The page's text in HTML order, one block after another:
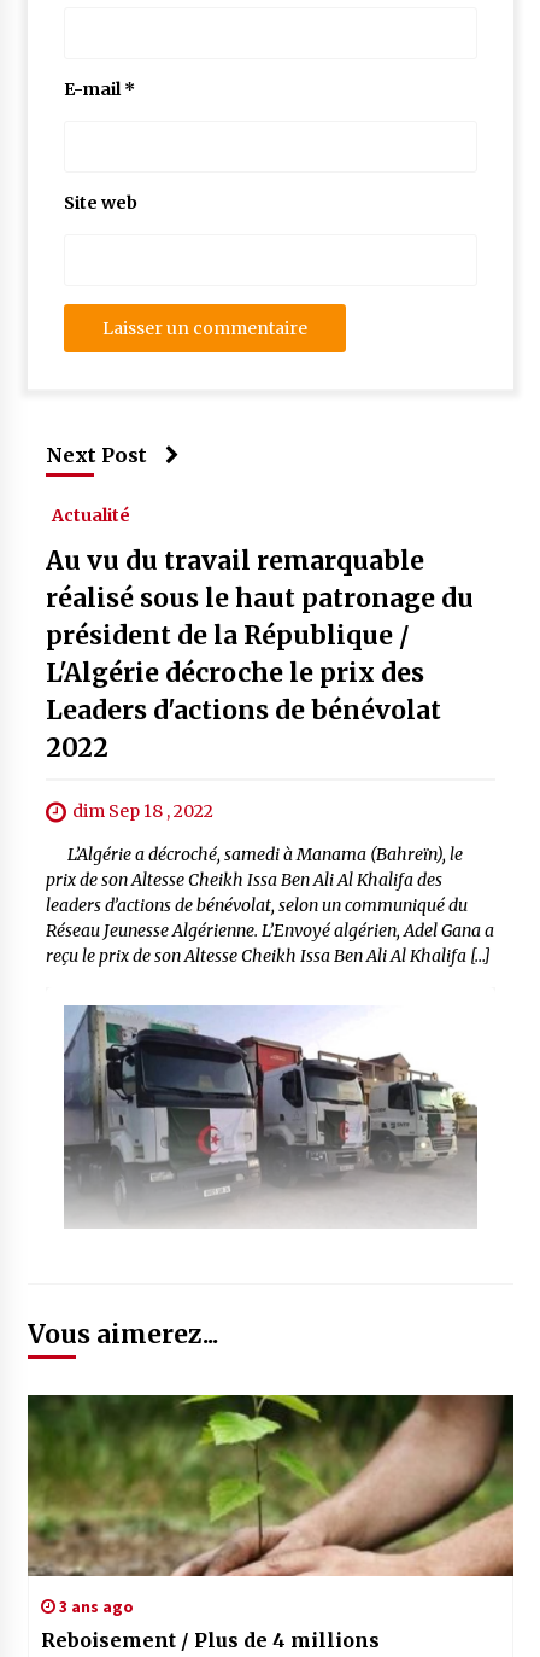
E-mail*
Site web
Next Post
Actualité
Au vu du travail remarquable
réalisé sous le haut patronage du
président de la République /
L'Algérie décroche le prix des
Leaders d'actions de bénévolat
2022
dim Sep 18 , 2022
L’Algérie a décroché, samedi à Manama (Bahreïn), le
prix de son Altesse Cheikh Issa Ben Ali Al Khalifa des
leaders d’actions de bénévolat, selon un communiqué du
Réseau Jeunesse Algérienne. L’Envoyé algérien, Adel Gana a
reçu le prix de son Altesse Cheikh Issa Ben Ali Al Khalifa […]
Vous aimerez...
3 ans ago
Reboisement / Plus de 4 millions